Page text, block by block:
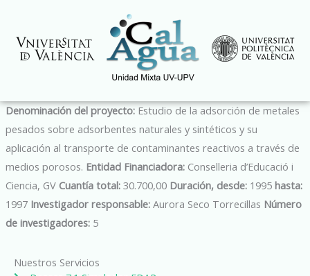
contenido
Denominación del proyecto:Estudio de la adsorción de metales
pesados sobre adsorbentes naturales y sintéticos y su
aplicación al transporte de contaminantes reactivos a través de
medios porosos. Entidad Financiadora:Conselleria d’Educació i
Ciencia, GV Cuantía total:30.700,00 Duración, desde:1995 hasta:
1997 Investigador responsable:Aurora Seco Torrecillas Número
de investigadores:5
Nuestros Servicios